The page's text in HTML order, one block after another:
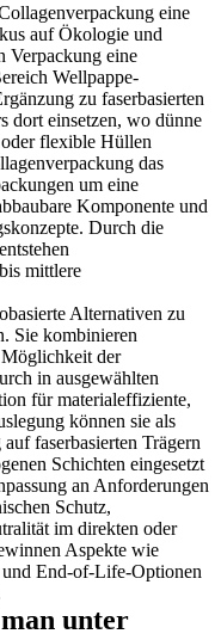
eine
auf Ökologie und
Verpackung eine
Wellpappe-
zu faserbasierten
dort einsetzen, wo dünne
flexible Hüllen
das
um eine
Komponente und
Durch die
mittlere
Alternativen zu
Sie kombinieren
der
in ausgewählten
für materialeffiziente,
können sie als
faserbasierten Trägern
Schichten eingesetzt
an Anforderungen
Schutz,
im direkten oder
Aspekte wie
End-of-Life-Optionen
unter